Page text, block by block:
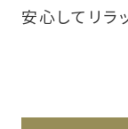
安心してリラ